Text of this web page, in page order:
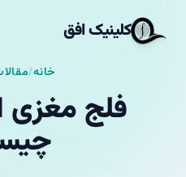
کلینیک افق
خانه/
فلج مغزی